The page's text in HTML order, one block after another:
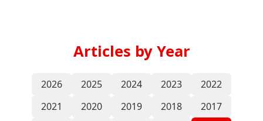
Articles by Year
2026 2025 2024 2023
2022
2021
2020 2019 2018
2017